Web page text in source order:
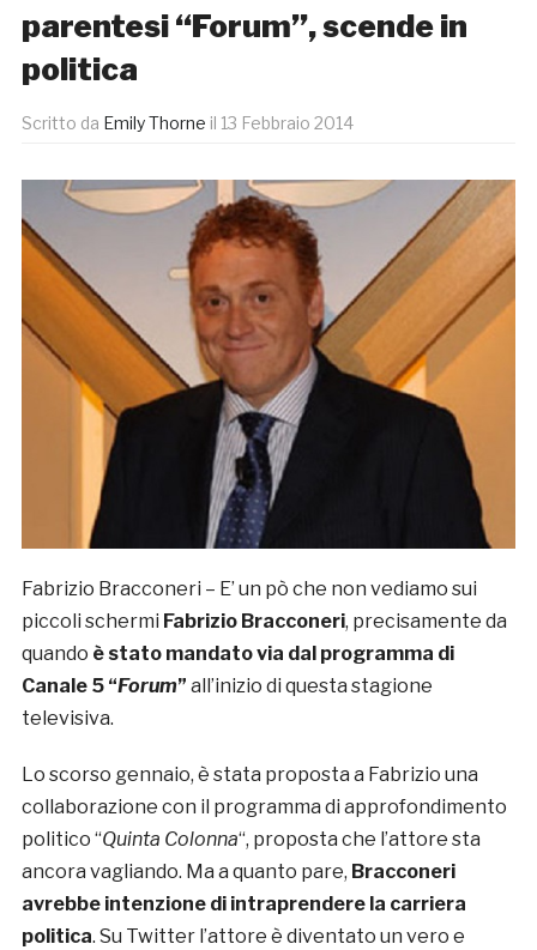
parentesi “Forum”, scende in
politica
Scritto da Emily Thorne il 13 Febbraio 2014
Fabrizio Bracconeri – E’ un pò che non vediamo sui
piccoli schermi Fabrizio Bracconeri, precisamente da
quando è stato mandato via dal programma di
Canale 5 “Forum” all’inizio di questa stagione
televisiva.
Lo scorso gennaio, è stata proposta a Fabrizio una
collaborazione con il programma di approfondimento
politico “Quinta Colonna“, proposta che l’attore sta
ancora vagliando. Ma a quanto pare, Bracconeri
avrebbe intenzione di intraprendere la carriera
politica. Su Twitter l’attore è diventato un vero e